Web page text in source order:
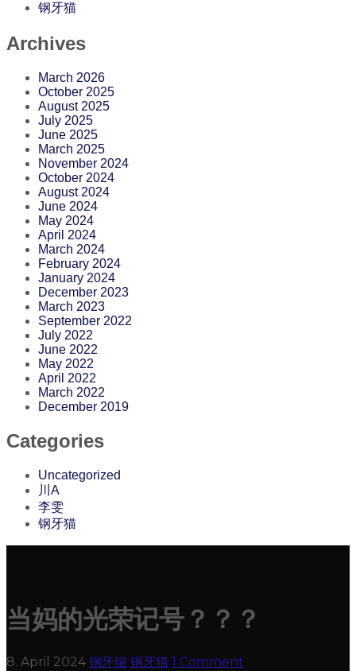
钢牙猫
Archives
March 2026
October 2025
August 2025
July 2025
June 2025
March 2025
November 2024
October 2024
August 2024
June 2024
May 2024
April 2024
March 2024
February 2024
January 2024
December 2023
March 2023
September 2022
July 2022
June 2022
May 2022
April 2022
March 2022
December 2019
Categories
Uncategorized
川A
李雯
钢牙猫
当妈的光荣记号？？？
8. April 2024 钢牙猫 钢牙猫 1 Comment